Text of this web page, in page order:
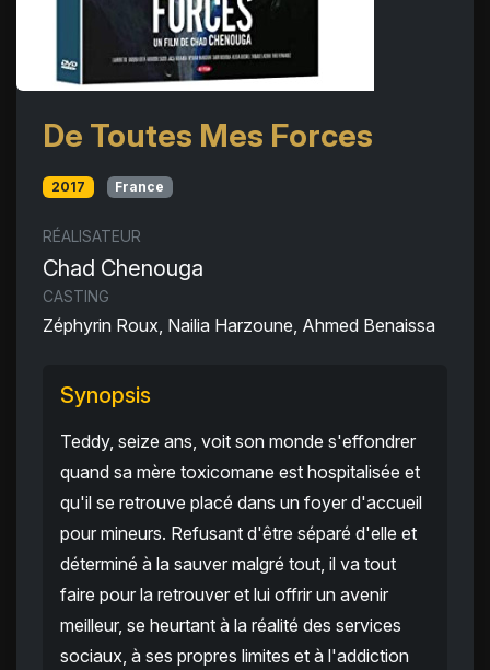
De Toutes Mes Forces
2017 France
RÉALISATEUR
Chad Chenouga
CASTING
Zéphyrin Roux, Nailia Harzoune, Ahmed Benaissa
Synopsis
Teddy, seize ans, voit son monde s'effondrer
quand sa mère toxicomane est hospitalisée et
qu'il se retrouve placé dans un foyer d'accueil
pour mineurs. Refusant d'être séparé d'elle et
déterminé à la sauver malgré tout, il va tout
faire pour la retrouver et lui offrir un avenir
meilleur, se heurtant à la réalité des services
sociaux, à ses propres limites et à l'addiction